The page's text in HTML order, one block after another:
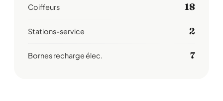
Coiffeurs 18
Stations-service 2
Bornes recharge élec. 7